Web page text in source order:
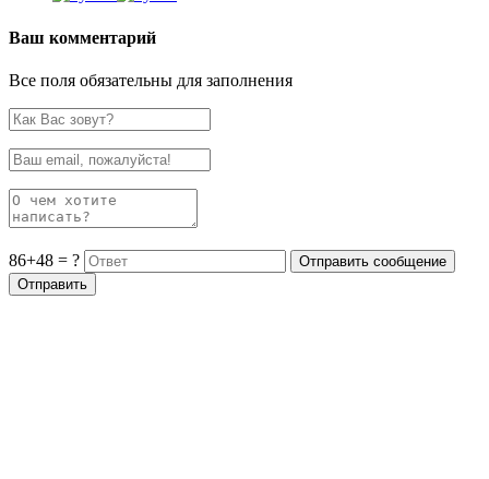
Ваш комментарий
Все поля обязательны для заполнения
86+48 = ?